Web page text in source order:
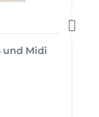
und Midi